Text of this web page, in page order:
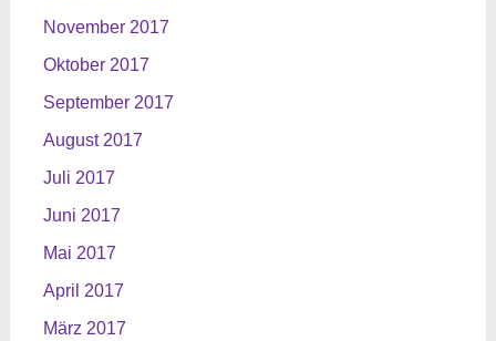
November 2017
Oktober 2017
September 2017
August 2017
Juli 2017
Juni 2017
Mai 2017
April 2017
März 2017